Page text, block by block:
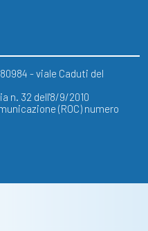
- viale Caduti del
n. 32 dell'8/9/2010
(ROC) numero